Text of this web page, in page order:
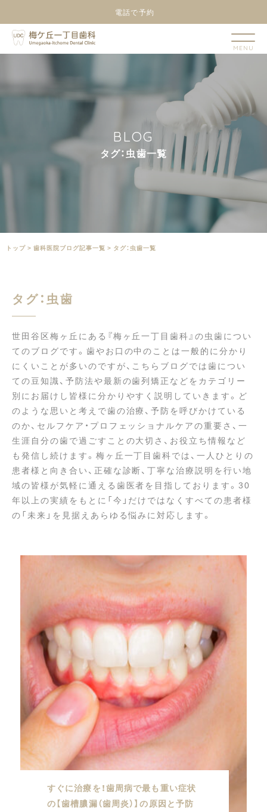
電話で予約
BLOG
タグ：虫歯一覧
トップ > ⻭科医院ブログ記事一覧 > タグ：虫歯一覧
タグ：虫歯
世田谷区梅ヶ丘にある『梅ヶ丘一丁目歯科』の虫歯につい
てのブログです。歯やお口の中のことは一般的に分かり
にくいことが多いのですが、こちらブログでは歯につい
ての豆知識、予防法や最新の歯列矯正などをカテゴリー
別にお届けし皆様に分かりやすく説明していきます。ど
のような思いと考えで歯の治療、予防を呼びかけている
のか、セルフケア・プロフェッショナルケアの重要さ、一
生涯自分の歯で過ごすことの大切さ、お役立ち情報など
も発信し続けます。梅ヶ丘一丁目歯科では、一人ひとりの
患者様と向き合い、正確な診断、丁寧な治療説明を行い地
域の皆様が気軽に通える歯医者を目指しております。30
年以上の実績をもとに「今」だけではなくすべての患者様
の「未来」を見据えあらゆる悩みに対応します。
すぐに治療を！歯周病で最も重い症状
の【歯槽膿漏（歯周炎）】の原因と予防